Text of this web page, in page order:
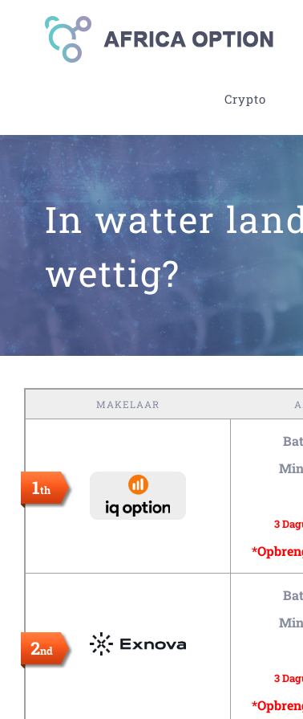
Crypto
In watter
wettig?
MAKELAAR
1th
3
2nd
3